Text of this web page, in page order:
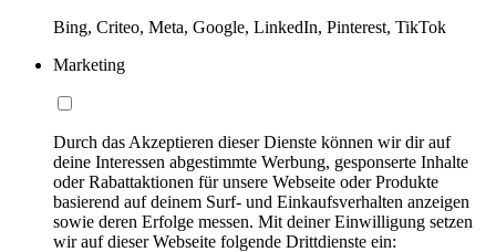
Bing, Criteo, Meta, Google, LinkedIn, Pinterest, TikTok
Marketing
Durch das Akzeptieren dieser Dienste können wir dir auf
deine Interessen abgestimmte Werbung, gesponserte Inhalte
oder Rabattaktionen für unsere Webseite oder Produkte
basierend auf deinem Surf- und Einkaufsverhalten anzeigen
sowie deren Erfolge messen. Mit deiner Einwilligung setzen
wir auf dieser Webseite folgende Drittdienste ein: